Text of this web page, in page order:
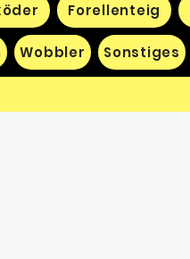
Forellenteig
Wobbler Sonstiges